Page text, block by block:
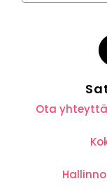
Ota yhteyttä